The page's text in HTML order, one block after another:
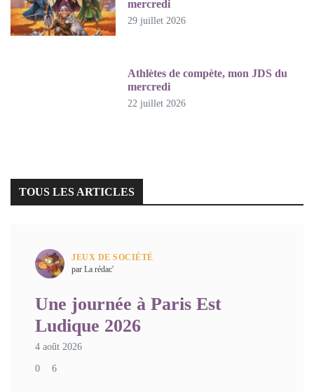
mercredi
29 juillet 2026
Athlètes de compète, mon JDS du
mercredi
22 juillet 2026
TOUS LES ARTICLES
JEUX DE SOCIÉTÉ
par La rédac'
Une journée à Paris Est
Ludique 2026
4 août 2026
0 6